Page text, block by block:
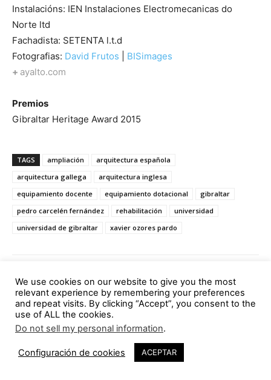
Instalacións: IEN Instalaciones Electromecanicas do
Norte ltd
Fachadista: SETENTA l.t.d
Fotografias: David Frutos
BISimages
+ ayalto.com
Premios
Gibraltar Heritage Award 2015
TAGS ampliación
arquitectura española
arquitectura gallega
arquitectura inglesa
equipamiento docente
equipamiento dotacional
gibraltar
pedro carcelén fernández
rehabilitación
universidad
universidad de gibraltar
xavier ozores pardo
Convocatoria Premio
Cuatro horizontes. Una visita
We use cookies on our website to give you the most
relevant experience by remembering your preferences
and repeat visits. By clicking “Accept”, you consent to the
use of ALL the cookies.
Do not sell my personal information.
Configuración de cookies ACEPTAR